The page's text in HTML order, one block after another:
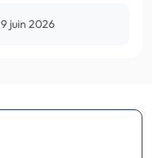
9 juin 2026